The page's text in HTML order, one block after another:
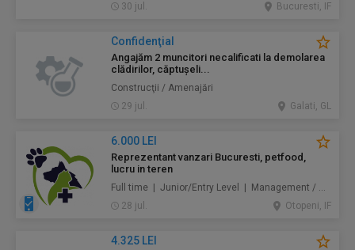
30 jul.
Bucuresti, IF
Confidenţial
Angajăm 2 muncitori necalificati la demolarea
clădirilor, căptușeli...
Construcţii / Amenajări
29 jul.
Galati, GL
6.000 LEI
Reprezentant vanzari Bucuresti, petfood,
lucru in teren
Full time | Junior/Entry Level | Management / Vânzări
28 jul.
Otopeni, IF
4.325 LEI